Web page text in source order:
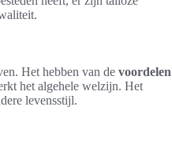
Het hebben van de voordelen
het algehele welzijn. Het
levensstijl.